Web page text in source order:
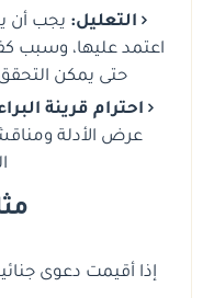
التعليل: يجب أن
اعتمد عليها، وسبب
حتى يمكن
احترام قرينة
عرض الأدلة
إذا أقيمت دعوى